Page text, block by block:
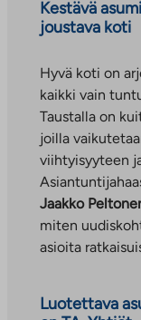
Kestävä
joustava koti
Hyvä koti on
kaikki vain
Taustalla on
joilla
viihtyisyyteen
Jaakko
miten
asioita
Luotettava